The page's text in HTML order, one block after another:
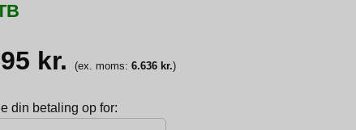
kr. (ex. moms:6.636 kr.)
din betaling op for: